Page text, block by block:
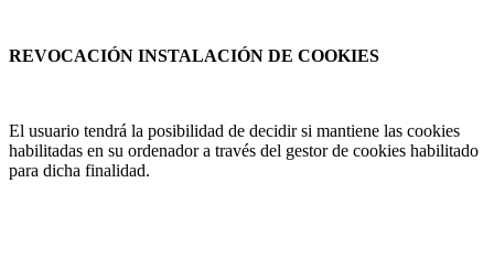
REVOCACIÓN INSTALACIÓN DE COOKIES
El usuario tendrá la posibilidad de decidir si mantiene las cookies
habilitadas en su ordenador a través del gestor de cookies habilitado
para dicha finalidad.